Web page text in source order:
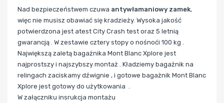
Nad bezpieczeństwem czuwa antywłamaniowy zamek,
więc nie musisz obawiać się kradzieży. Wysoka jakość
potwierdzona jest atest City Crash test oraz 5 letnią
gwarancją . W zestawie cztery stopy o nośnoći 100 kg .
Największą zaletą bagażnika Mont Blanc Xplore jest
najprostszy i najszybszy montaż . Kładziemy bagażnik na
relingach zaciskamy dźwignie , i gotowe bagażnik Mont Blanc
Xplore jest gotowy do użytkowania .
W załączniku insrukcja montażu